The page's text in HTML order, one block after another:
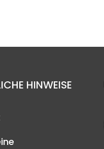
HINWEISE